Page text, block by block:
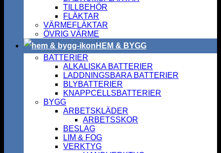
TILLBEHÖR
FLÄKTAR
VÄRMEFLÄKTAR
ÖVRIG VÄRME
HEM & BYGG
BATTERIER
ALKALISKA BATTERIER
LADDNINGSBARA BATTERIER
BLYBATTERIER
KNAPPCELLSBATTERIER
BYGG
ARBETSKLÄDER
ARBETSSKOR
BESLAG
LIM & FOG
VERKTYG